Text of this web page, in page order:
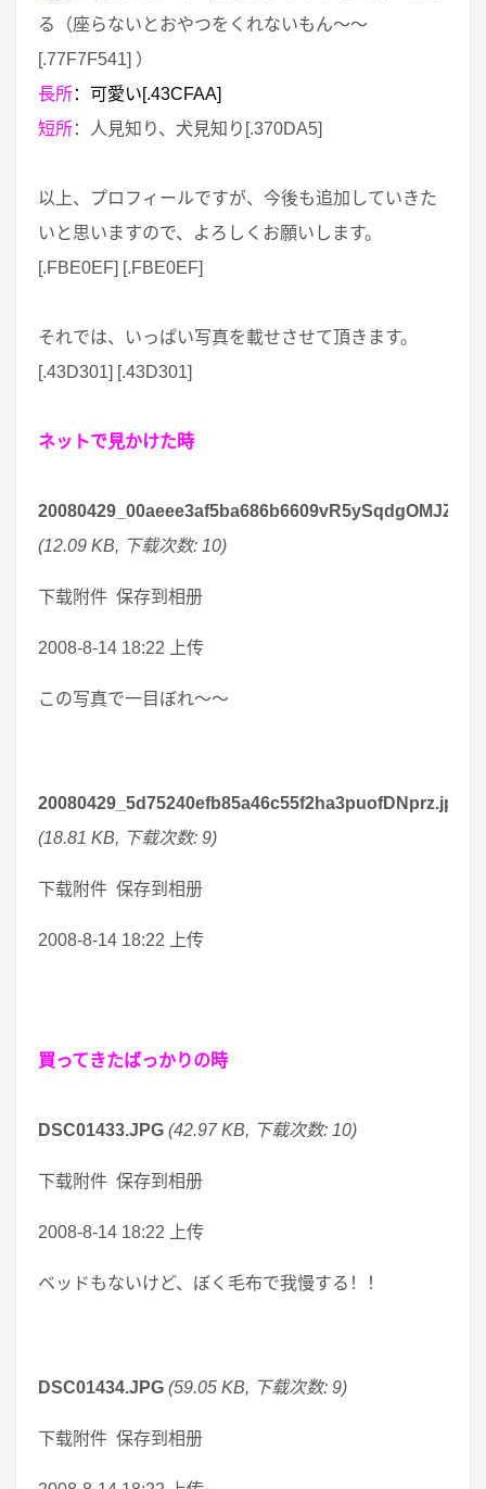
る（座らないとおやつをくれないもん～～
[.77F7F541] ）
長所：可愛い[.43CFAA]
短所：人見知り、犬見知り[.370DA5]
以上、プロフィールですが、今後も追加していきた
いと思いますので、よろしくお願いします。
[.FBE0EF] [.FBE0EF]
それでは、いっぱい写真を載せさせて頂きます。
[.43D301] [.43D301]
ネットで見かけた時
20080429_00aeee3af5ba686b6609vR5ySqdgOMJZ.jpg
(12.09 KB, 下载次数: 10)
下载附件 保存到相册
2008-8-14 18:22 上传
この写真で一目ぼれ～～
20080429_5d75240efb85a46c55f2ha3puofDNprz.jpg
(18.81 KB, 下载次数: 9)
下载附件 保存到相册
2008-8-14 18:22 上传
買ってきたばっかりの時
DSC01433.JPG (42.97 KB, 下载次数: 10)
下载附件 保存到相册
2008-8-14 18:22 上传
ベッドもないけど、ぼく毛布で我慢する！！
DSC01434.JPG (59.05 KB, 下载次数: 9)
下载附件 保存到相册